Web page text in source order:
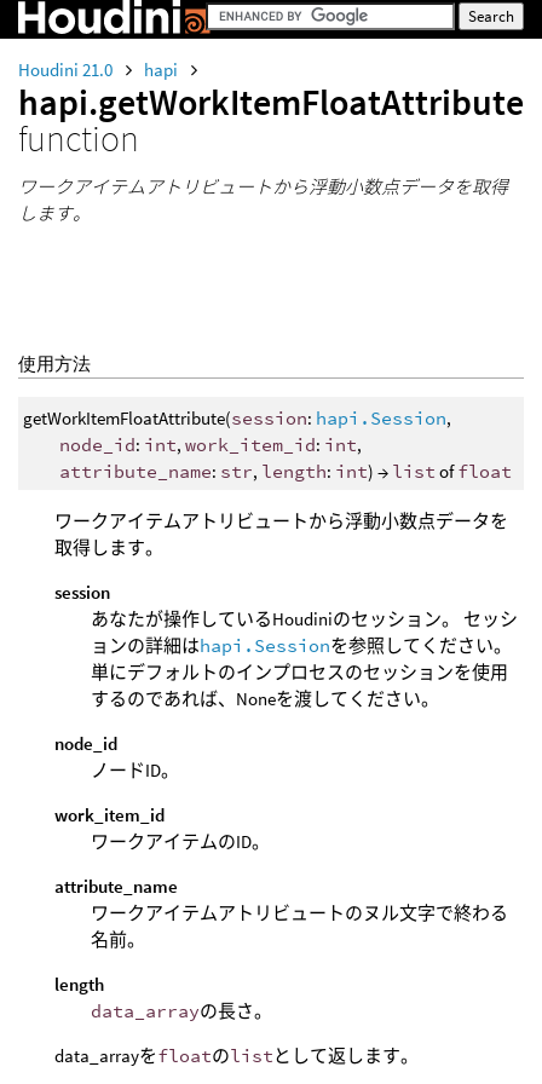
Houdini 21.0 hapi
hapi.getWorkItemFloatAttribute
function
ワークアイテムアトリビュートから浮動小数点データを取得
します。
使用方法
getWorkItemFloatAttribute(session: hapi.Session,
node_id: int, work_item_id: int,
attribute_name: str, length: int) → list offloat
ワークアイテムアトリビュートから浮動小数点データを
取得します。
session
あなたが操作しているHoudiniのセッション。 セッシ
ョンの詳細はhapi.Sessionを参照してください。
単にデフォルトのインプロセスのセッションを使用
するのであれば、Noneを渡してください。
node_id
ノードID。
work_item_id
ワークアイテムのID。
attribute_name
ワークアイテムアトリビュートのヌル文字で終わる
名前。
length
data_arrayの長さ。
data_arrayをfloatのlistとして返します。